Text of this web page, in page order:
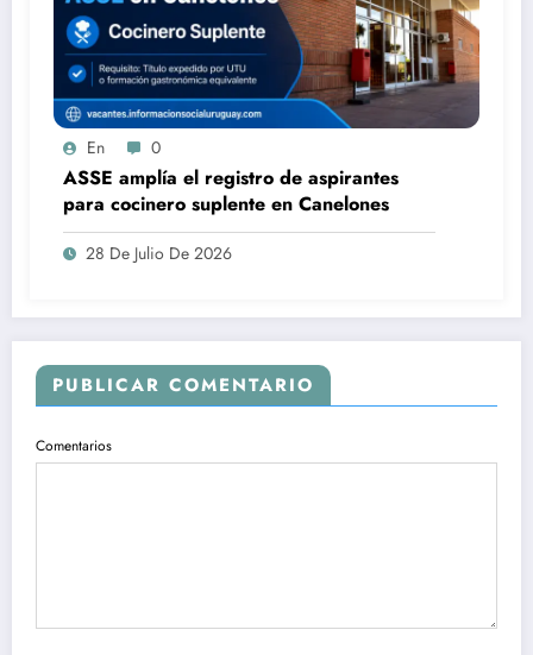
En 0
ASSE amplía el registro de aspirantes
para cocinero suplente en Canelones
28 De Julio De 2026
PUBLICAR COMENTARIO
Comentarios